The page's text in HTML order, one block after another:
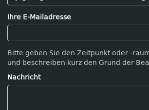
Ihre E-Mailadresse
Bitte geben Sie den Zeitpunkt oder -
und beschreiben kurz den Grund der
Nachricht